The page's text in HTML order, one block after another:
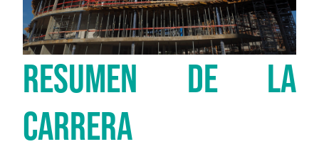
RESUMEN DE LA
CARRERA